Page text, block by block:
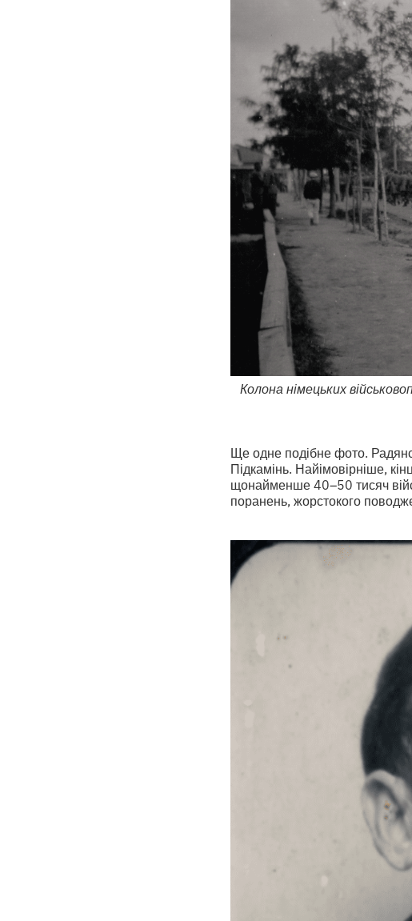
Колона німецьких
Ще одне подібне фото.
Підкамінь. Найімовірніше,
щонайменше 40–50 тисяч
поранень, жорстокого